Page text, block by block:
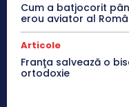
Cum a batjocorit
erou aviator al
Articole
Franţa salvează o
ortodoxie